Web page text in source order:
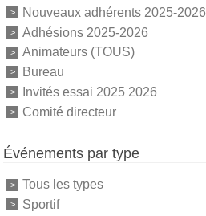
Nouveaux adhérents 2025-2026
Adhésions 2025-2026
Animateurs (TOUS)
Bureau
Invités essai 2025 2026
Comité directeur
Événements par type
Tous les types
Sportif